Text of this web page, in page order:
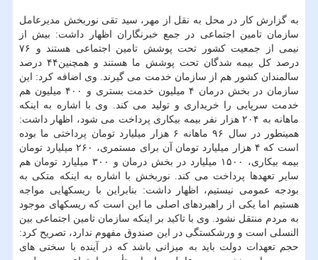
به گزارش كار در محل به نقل از مهر، سید تقی نوربخش مدیرعامل
سازمان تامین اجتماعی در جمع خبرنگاران اظهار داشت: بیش از
نیمی از جمعیت كشور تحت پوشش تامین اجتماعی هستند و ۷۶
درصد كل بیمه شدگان تحت پوشش ما هستند و همچنین۴۴ درصد
سالمندان كشور هم از سازمان خدمت می گیرند. وی اضافه كرد: این
سازمان در بخش درمان ۴ میلیون خدمت بستری و ۴۰۰ میلیون هم
خدمت سرپایی را خریداری و تولید می كند. وی با اشاره به اینكه
ماهانه به ۲۰۴ هزار نفر بیمه بیكاری پرداخت می شود، اظهار داشت:
همینطور در سال ۹۶ ماهانه ۶ هزار میلیارد تومان پرداختی ما بوده
است كه ۴ هزار میلیارد تومان آن برای مستمری، ۲۶۰ میلیارد تومان
بیمه بیكاری، ۱۵۰۰ میلیارد در بخش درمان و ۳۰۰ میلیارد تومان هم
سایر تعهدها پرداخت می كند. نوربخش با اشاره به اینكه متكی به
بودجه عمومی نیستیم، اظهار داشت: بنابراین با ریسكهایی مواجه
هستیم اما یكی از راهبردهای اصلی ما این است كه ریسكهای موجود
به مردم منتقل نشود. وی با تاكید بر اینكه سازمان تامین اجتماعی بین
النسلی است و ورشكستگی در این صندوق مفهوم ندارد، تصریح كرد:
حجم تعهدات دولت باید به میزانی باشد كه در آینده با سختی های